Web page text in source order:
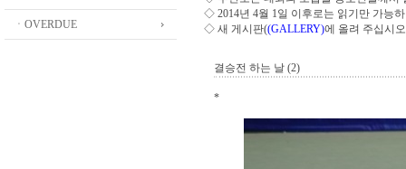
ㆍOVERDUE
◇ 2014년 4월 1일 이후로는 읽기만 가능
◇ 새 게시판((GALLERY)에 올려 주십시오
결승전 하는 날 (2)
*